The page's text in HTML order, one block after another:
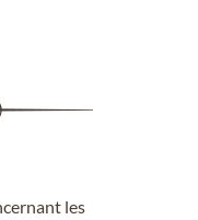
les